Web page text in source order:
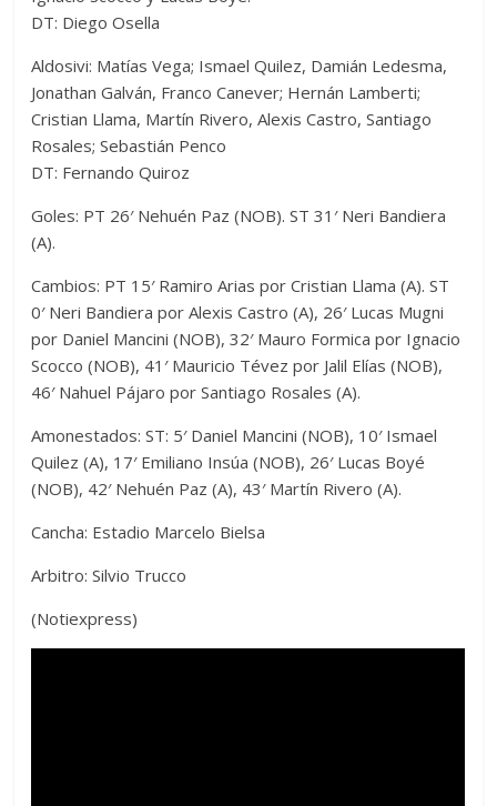
DT: Diego Osella
Aldosivi: Matías Vega; Ismael Quilez, Damián Ledesma,
Jonathan Galván, Franco Canever; Hernán Lamberti;
Cristian Llama, Martín Rivero, Alexis Castro, Santiago
Rosales; Sebastián Penco
DT: Fernando Quiroz
Goles: PT 26′ Nehuén Paz (NOB). ST 31′ Neri Bandiera
(A).
Cambios: PT 15′ Ramiro Arias por Cristian Llama (A). ST
0′ Neri Bandiera por Alexis Castro (A), 26′ Lucas Mugni
por Daniel Mancini (NOB), 32′ Mauro Formica por Ignacio
Scocco (NOB), 41′ Mauricio Tévez por Jalil Elías (NOB),
46′ Nahuel Pájaro por Santiago Rosales (A).
Amonestados: ST: 5′ Daniel Mancini (NOB), 10′ Ismael
Quilez (A), 17′ Emiliano Insúa (NOB), 26′ Lucas Boyé
(NOB), 42′ Nehuén Paz (A), 43′ Martín Rivero (A).
Cancha: Estadio Marcelo Bielsa
Arbitro: Silvio Trucco
(Notiexpress)